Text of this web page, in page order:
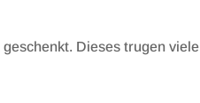
Dieses trugen viele